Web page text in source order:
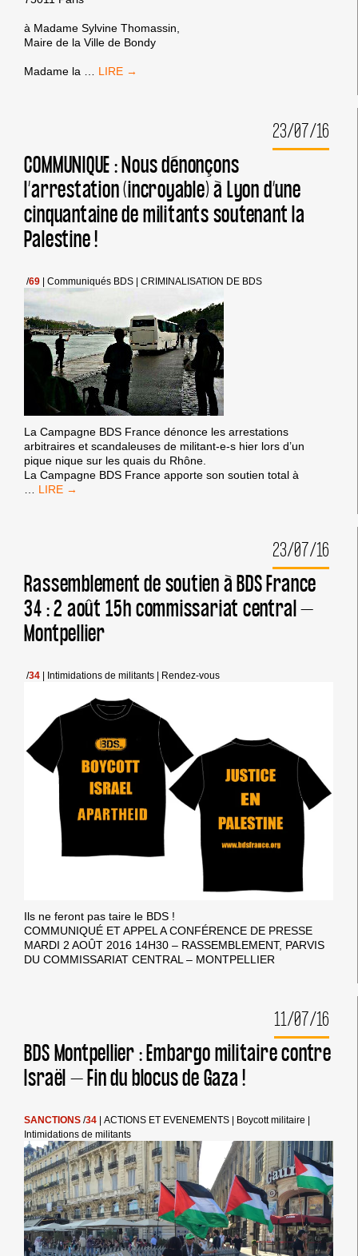
à Madame Sylvine Thomassin,
Maire de la Ville de Bondy
Madame la
SOUTIEN
À
LA
MAIRE
ET
AU
CONSEIL
MUNICIPAL
23/07/16
COMMUNIQUE : Nous dénonçons
l’arrestation (incroyable) à Lyon d’une
cinquantaine de militants soutenant la
Palestine !
/69 |Communiqués BDS |CRIMINALISATION DE BDS
La Campagne BDS France dénonce les arrestations
arbitraires et scandaleuses de militant-e-s hier lors d’un
pique nique sur les quais du Rhône.
La Campagne BDS France apporte son soutien total à
… COMMUNIQUE
À
LYON
D’UNE
CINQUANTAINE
DE
MILITANTS
LA
23/07/16
Rassemblement de soutien à BDS France
34 : 2 août 15h commissariat central –
Montpellier
/34 Intimidations de militants Rendez-vous
Ils ne feront pas taire le BDS !
COMMUNIQUÉ ET APPEL A CONFÉRENCE DE PRESSE
MARDI 2 AOÛT 2016 14H30 – RASSEMBLEMENT, PARVIS
DU COMMISSARIAT CENTRAL – MONTPELLIER
11/07/16
BDS Montpellier : Embargo militaire contre
Israël – Fin du blocus de Gaza !
SANCTIONS /34 |ACTIONS ET EVENEMENTS Boycott militaire
Intimidations de militants